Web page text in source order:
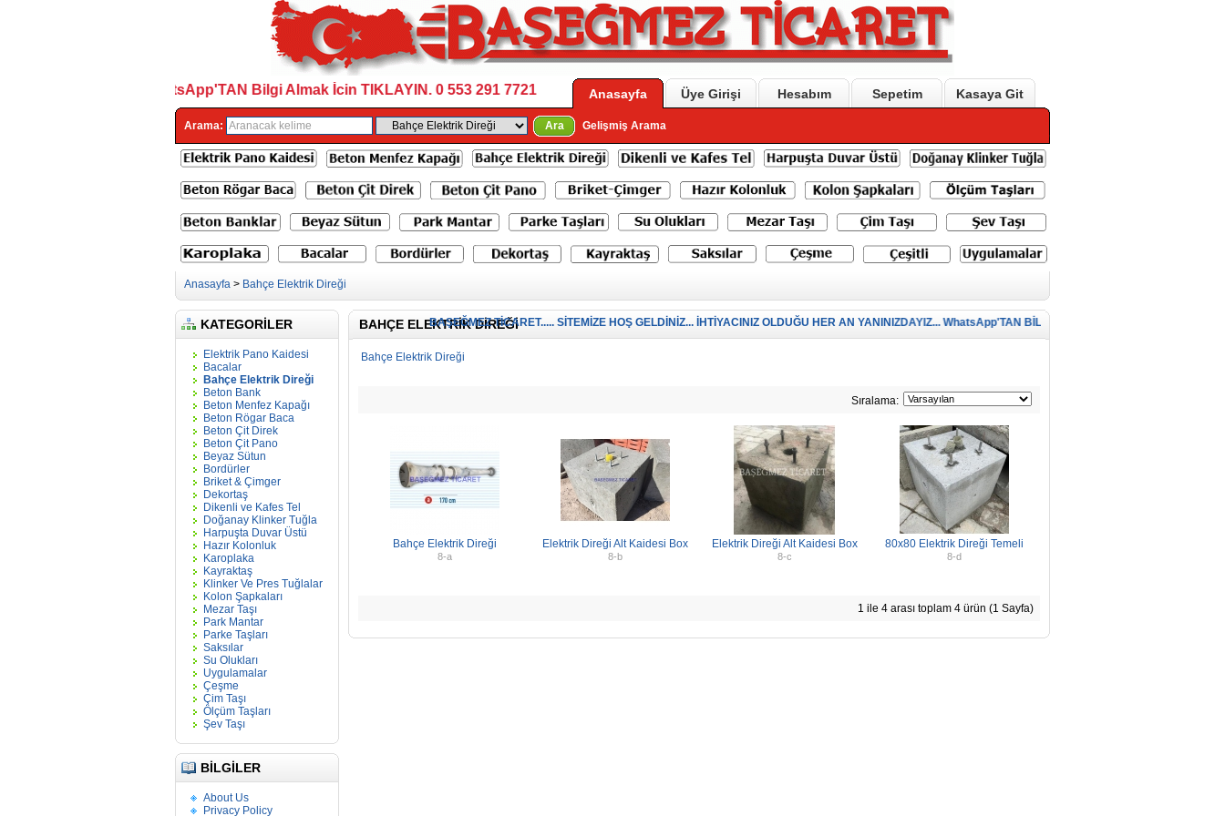
WhatsApp'TAN Bilgi Almak İcin TIKLAYIN. 0 553 291 7721 Anasayfa Üye Girişi Hesabım Sepetim Kasaya Git
Arama: Ara Gelişmiş Arama
Anasayfa > Bahçe Elektrik Direği
BAŞEĞMEZ TİCARET..... SİTEMİZE HOŞ GELDİNİZ... İHTİYACINIZ OLDUĞU HER AN YANINIZDAYIZ... WhatsApp'TAN BİLGİ ALMAK İÇİN TIKLAYINIZ..
KATEGORILER
Elektrik Pano Kaidesi
Bacalar
Bahçe Elektrik Direği
Beton Bank
Beton Menfez Kapağı
Beton Rögar Baca
Beton Çit Direk
Beton Çit Pano
Beyaz Sütun
Bordürler
Briket & Çimger
Dekortaş
Dikenli ve Kafes Tel
Doğanay Klinker Tuğla
Harpuşta Duvar Üstü
Hazır Kolonluk
Karoplaka
Kayraktaş
Klinker Ve Pres Tuğlalar
Kolon Şapkaları
Mezar Taşı
Park Mantar
Parke Taşları
Saksılar
Su Olukları
Uygulamalar
Çeşme
Çim Taşı
Ölçüm Taşları
Şev Taşı
BILGILER
About Us
Privacy Policy
BAHÇE ELEKTRIK DIREĞI
Bahçe Elektrik Direği
Sıralama:
Bahçe Elektrik Direği
8-a
Elektrik Direği Alt Kaidesi Box
8-b
Elektrik Direği Alt Kaidesi Box
8-c
80x80 Elektrik Direği Temeli
8-d
1 ile 4 arası toplam 4 ürün (1 Sayfa)